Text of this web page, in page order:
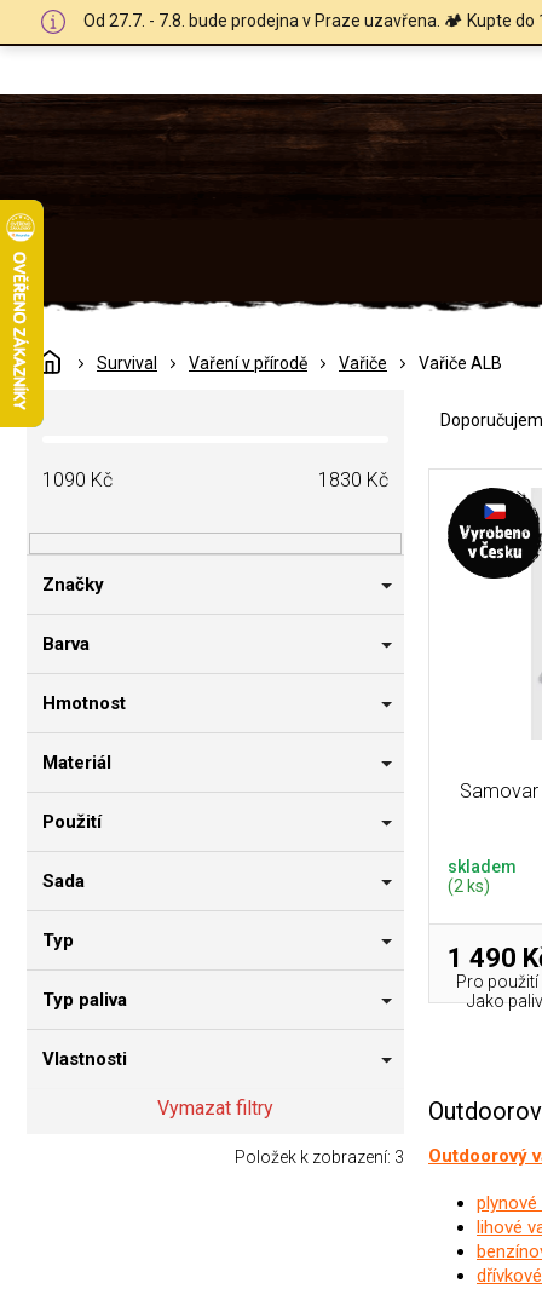
Od 27.7. - 7.8. bude prodejna v Praze uzavřena. 🏕️ Kupte
DomůSurvival Vaření v přírodě Vařiče Vařiče ALB
P
o
a
n
í
a
1090 Kč 1830 Kč
Značky
Barva
Hmotnost
Materiál
Použití
Sada
Typ
Typ paliva
Vlastnosti
Vymazat filtry
Položek k zobrazení: 3
e
Samovar
skladem
(2 ks)
1 490
Pro použití
Jako
Outdoorový
plynové
lihové